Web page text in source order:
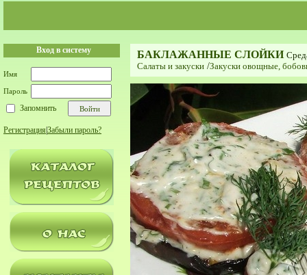
Вход в систему
Имя
Пароль
Запомнить
Регистрация Забыли пароль?
БАКЛАЖАННЫЕ СЛОЙКИ
Салаты и закуски /Закуски овощные,